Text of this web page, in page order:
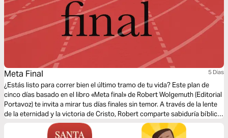
Meta Final 5 Dias
¿Estás listo para correr bien el último tramo de tu vida? Este plan de
cinco días basado en el libro «Meta final» de Robert Wolgemuth (Editorial
Portavoz) te invita a mirar tus días finales sin temor. A través de la lente
de la eternidad y la victoria de Cristo, Robert comparte sabiduría bíblica
para disipar la ansiedad y llenarte de esperanza y paz. ¡Prepárate para
terminar la carrera con gozo!